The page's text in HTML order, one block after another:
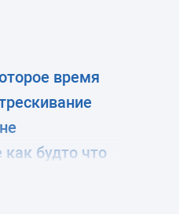
время
как будто что
загорелся